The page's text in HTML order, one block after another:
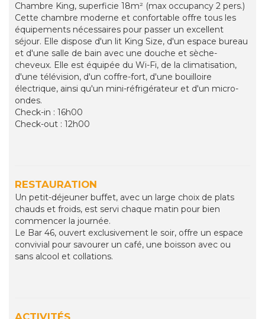
Chambre King, superficie 18m² (max occupancy 2 pers.)
Cette chambre moderne et confortable offre tous les
équipements nécessaires pour passer un excellent
séjour. Elle dispose d'un lit King Size, d'un espace bureau
et d'une salle de bain avec une douche et sèche-
cheveux. Elle est équipée du Wi-Fi, de la climatisation,
d'une télévision, d'un coffre-fort, d'une bouilloire
électrique, ainsi qu'un mini-réfrigérateur et d'un micro-
ondes.
Check-in : 16h00
Check-out : 12h00
RESTAURATION
Un petit-déjeuner buffet, avec un large choix de plats
chauds et froids, est servi chaque matin pour bien
commencer la journée.
Le Bar 46, ouvert exclusivement le soir, offre un espace
convivial pour savourer un café, une boisson avec ou
sans alcool et collations.